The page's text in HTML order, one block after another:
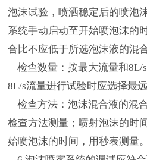
泡沫试验，喷洒稳定后的喷泡
系统手动启动至开始喷泡沫的
合比不应低于所选泡沫液的混合
检查数量：按最大流量和8L/
8L/s流量进行试验时应选择最
检查方法：泡沫混合液的混
检查方法测量；喷射泡沫的时
始喷泡沫的时间，用秒表测量。